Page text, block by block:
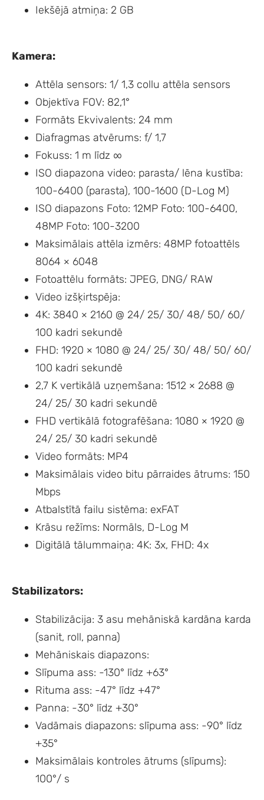
Iekšējā atmiņa: 2 GB
Kamera:
Attēla sensors: 1/ 1,3 collu attēla sensors
Objektīva FOV: 82,1°
Formāts Ekvivalents: 24 mm
Diafragmas atvērums: f/ 1,7
Fokuss: 1 m līdz ∞
ISO diapazona video: parasta/ lēna kustība:
100-6400 (parasta), 100-1600 (D-Log M)
ISO diapazons Foto: 12MP Foto: 100-6400,
48MP Foto: 100-3200
Maksimālais attēla izmērs: 48MP fotoattēls
8064 × 6048
Fotoattēlu formāts: JPEG, DNG/ RAW
Video izšķirtspēja:
4K: 3840 × 2160 @ 24/ 25/ 30/ 48/ 50/ 60/
100 kadri sekundē
FHD: 1920 × 1080 @ 24/ 25/ 30/ 48/ 50/ 60/
100 kadri sekundē
2,7 K vertikālā uzņemšana: 1512 × 2688 @
24/ 25/ 30 kadri sekundē
FHD vertikālā fotografēšana: 1080 × 1920 @
24/ 25/ 30 kadri sekundē
Video formāts: MP4
Maksimālais video bitu pārraides ātrums: 150
Mbps
Atbalstītā failu sistēma: exFAT
Krāsu režīms: Normāls, D-Log M
Digitālā tālummaiņa: 4K: 3x, FHD: 4x
Stabilizators:
Stabilizācija: 3 asu mehāniskā kardāna karda
(sanit, roll, panna)
Mehāniskais diapazons:
Slīpuma ass: -130° līdz +63°
Rituma ass: -47° līdz +47°
Panna: -30° līdz +30°
Vadāmais diapazons: slīpuma ass: -90° līdz
+35°
Maksimālais kontroles ātrums (slīpums):
100°/ s